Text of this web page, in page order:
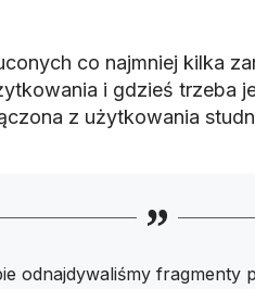
co najmniej kilka
i gdzieś trzeba
z użytkowania
odnajdywaliśmy fragmenty